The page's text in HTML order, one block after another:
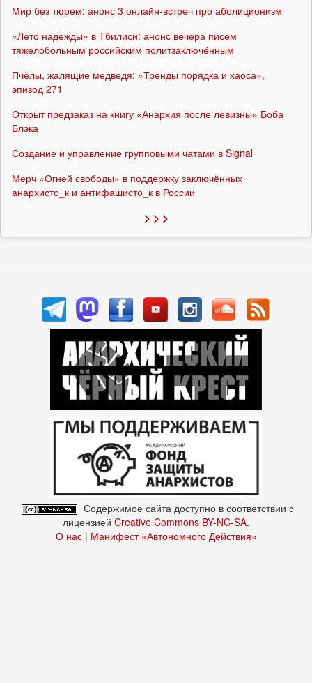
Мир без тюрем: анонс 3 онлайн-встреч про аболиционизм
«Лето надежды» в Тбилиси: анонс вечера писем
тяжелобольным российским политзаключённым
Пчёлы, жалящие медведя: «Тренды порядка и хаоса»,
эпизод 271
Открыт предзаказ на книгу «Анархия после левизны» Боба
Блэка
Создание и управление групповыми чатами в Signal
Мерч «Огней свободы» в поддержку заключённых
анархисто_к и антифашисто_к в России
> > >
Содержимое сайта доступно в соответствии с
лицензией Creative Commons BY-NC-SA.
О нас| Манифест «Автономного Действия»